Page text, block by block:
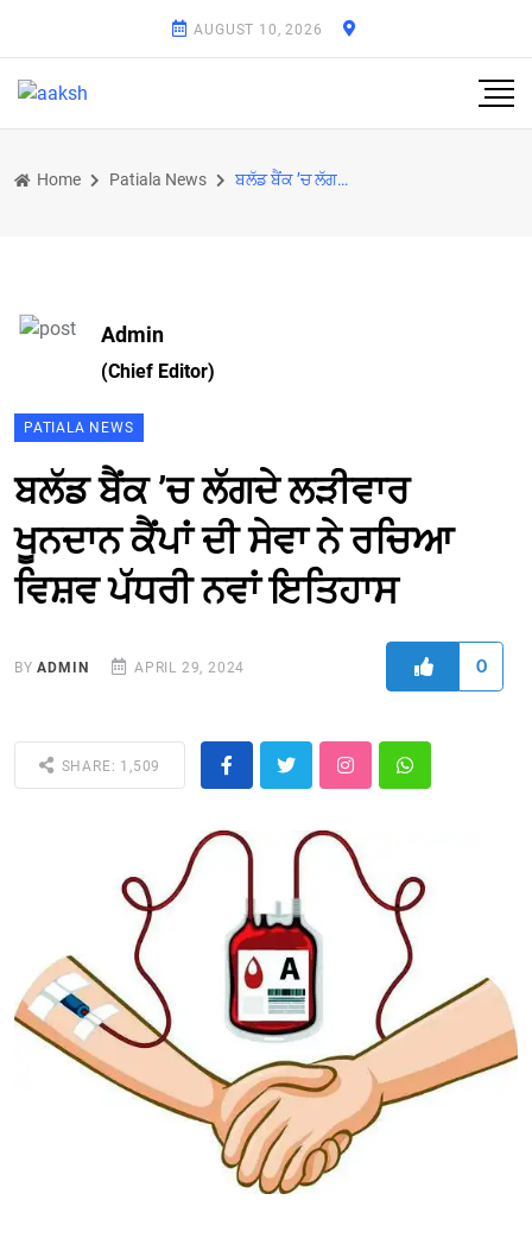
AUGUST 10, 2026
Home Patiala News ਬਲੱਡ ਬੈਂਕ ’ਚ ਲੱਗਦੇ ਲੜੀਵਾਰ ਖੂਨਦਾਨ ਕੈਂਪਾਂ ਦੀ ਸੇਵਾ ਨੇ ਰਚਿਆ ਵਿਸ਼ਵ ਪੱਧਰੀ ਨਵਾਂ ਇਤਿਹਾਸ
Admin
(Chief Editor)
PATIALA NEWS
ਬਲੱਡ ਬੈਂਕ ’ਚ ਲੱਗਦੇ ਲੜੀਵਾਰ
ਖੂਨਦਾਨ ਕੈਂਪਾਂ ਦੀ ਸੇਵਾ ਨੇ ਰਚਿਆ
ਵਿਸ਼ਵ ਪੱਧਰੀ ਨਵਾਂ ਇਤਿਹਾਸ
BYADMIN APRIL 29, 2024 0
SHARE: 1,509